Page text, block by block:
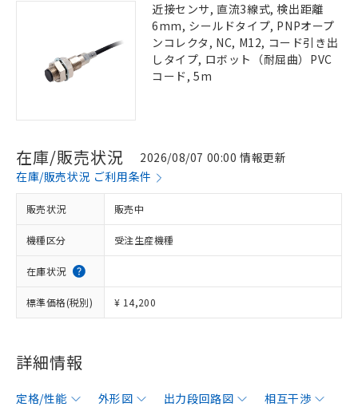
近接センサ, 直流3線式, 検出距離
6mm, シールドタイプ, PNPオープ
ンコレクタ, NC, M12, コード引き出
しタイプ, ロボット（耐屈曲）PVC
コード, 5m
在庫/販売状況
2026/08/07 00:00 情報更新
在庫/販売状況 ご利用条件
販売状況 販売中
機種区分 受注生産機種
在庫状況
標準価格(税別) ¥ 14,200
詳細情報
定格/性能 外形図 出力段回路図
相互干渉